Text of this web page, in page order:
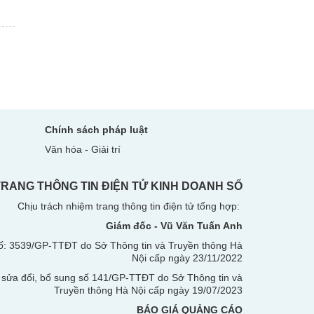
Chính sách pháp luật
Văn hóa - Giải trí
THÔNG TIN ĐIỆN TỬ KINH DOANH SỐ
Chịu trách nhiệm trang thông tin điện tử tổng hợp:
Giám đốc - Vũ Văn Tuấn Anh
3539/GP-TTĐT do Sở Thông tin và Truyền thông Hà
Nội cấp ngày 23/11/2022
đổi, bổ sung số 141/GP-TTĐT do Sở Thông tin và
Truyền thông Hà Nội cấp ngày 19/07/2023
BÁO GIÁ QUẢNG CÁO